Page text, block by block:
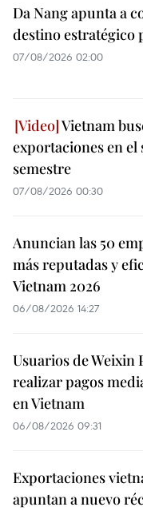
Da Nang apunta a
destino estratégico
07/08/2026 02:00
Vietnam
exportaciones en el
semestre
07/08/2026 00:30
Anuncian las 50
más reputadas y
Vietnam 2026
06/08/2026 14:27
Usuarios de Weixin
realizar pagos
en Vietnam
06/08/2026 09:31
Exportaciones
apuntan a nuevo